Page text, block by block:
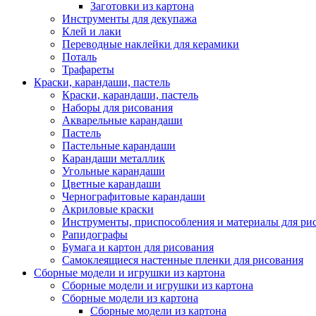
Заготовки из картона
Инструменты для декупажа
Клей и лаки
Переводные наклейки для керамики
Поталь
Трафареты
Краски, карандаши, пастель
Краски, карандаши, пастель
Наборы для рисования
Акварельные карандаши
Пастель
Пастельные карандаши
Карандаши металлик
Угольные карандаши
Цветные карандаши
Чернографитовые карандаши
Акриловые краски
Инструменты, приспособления и материалы для
Рапидографы
Бумага и картон для рисования
Самоклеящиеся настенные пленки для рисования
Сборные модели и игрушки из картона
Сборные модели и игрушки из картона
Сборные модели из картона
Сборные модели из картона